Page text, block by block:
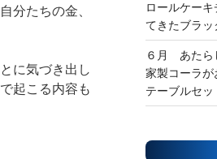
分たちの金、
に気づき出し
起こる内容も
ロールケー
てきたブラ
６月 あたら
家製コーラ
テーブルセ